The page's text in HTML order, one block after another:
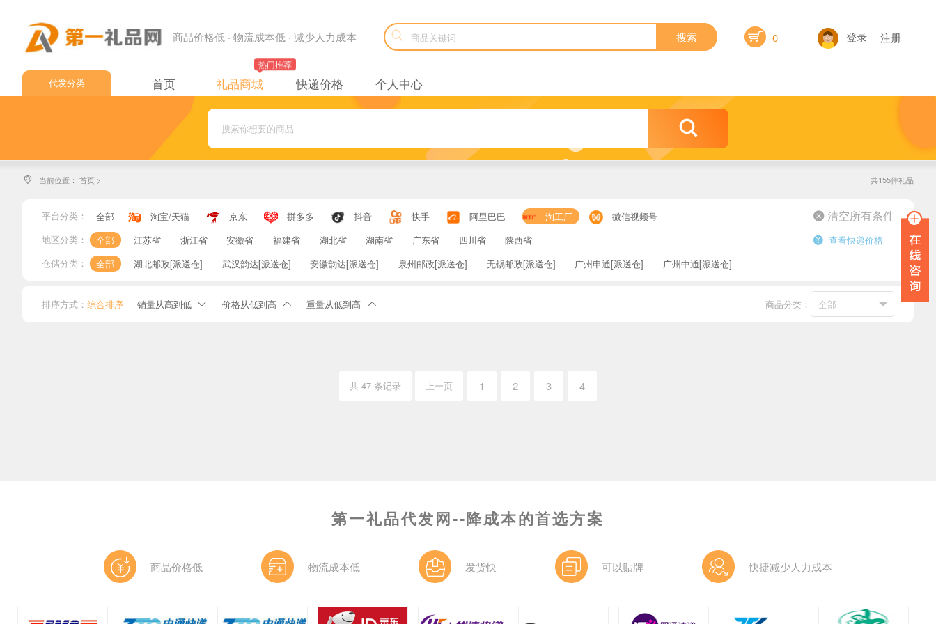
商品价格低 · 物流成本低 · 减少人力成本  搜索  0 登录 注册
代发分类
圆通快递
韵达快递
极兔快递
顺丰速运
邮政EMS
首页
热门推荐
礼品商城 快递价格 个人中心

 当前位置：首页 > 共155件礼品
平台分类： 全部 淘宝/天猫 京东 拼多多 抖音 快手 阿里巴巴 淘工厂
微信视频号
地区分类：
全部 江苏省 浙江省 安徽省 福建省 湖北省 湖南省 广东省 四川省
陕西省
仓储分类：
全部 湖北邮政[派送仓] 武汉韵达[派送仓] 安徽韵达[派送仓] 泉州邮政[派送仓] 无锡邮政[派送仓] 广州申通[派送仓] 广州中通[派送仓]
 清空所有条件
 查看快递价格
排序方式： 综合排序 销量从高到低  价格从低到高  重量从低到高  商品分类：
共 47 条记录 上一页 1 2 3 4
第一礼品代发网--降成本的首选方案
商品价格低 物流成本低 发货快 可以贴牌 快捷减少人力成本